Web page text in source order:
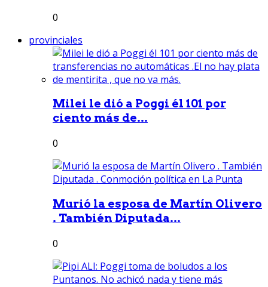
0
provinciales
Milei le dió a Poggi él 101 por
ciento más de...
0
Murió la esposa de Martín Olivero
. También Diputada...
0